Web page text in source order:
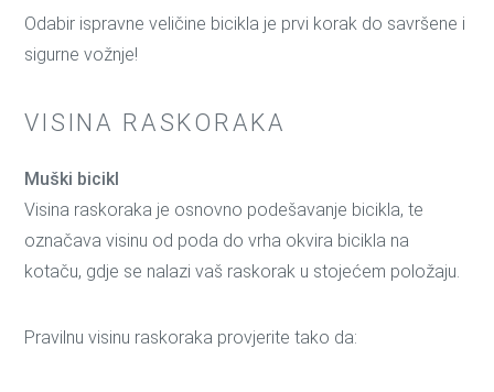
Odabir ispravne veličine bicikla je prvi korak do savršene i
sigurne vožnje!
VISINA RASKORAKA
Muški bicikl
Visina raskoraka je osnovno podešavanje bicikla, te
označava visinu od poda do vrha okvira bicikla na
kotaču, gdje se nalazi vaš raskorak u stojećem položaju.
Pravilnu visinu raskoraka provjerite tako da: